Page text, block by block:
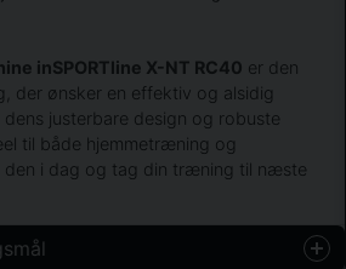
inSPORTline X-NT RC40 er den
der ønsker en effektiv og alsidig
justerbare design og robuste
til både hjemmetræning og
den i dag og tag din træning til næste